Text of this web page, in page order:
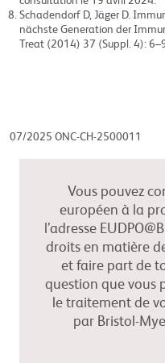
Schadendorf D, Jäger D.
nächste Generation der
Treat (2014) 37 (Suppl. 4):
07/2025 ONC-CH-2500011
Vous pouvez
européen à la
l’adresse
droits en matière
et faire part de
question que vous
le traitement de
par Bristol-